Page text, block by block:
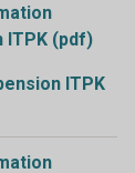
ITPK (pdf)
ITPK